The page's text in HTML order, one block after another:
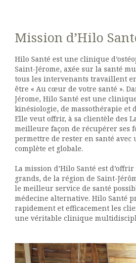
Mission d’Hilo
Hilo Santé est une clinique
Saint-Jérome, axée sur la santé
tous les intervenants travaillent
être « Au cœur de votre santé ».
Jérome, Hilo Santé est une
kinésiologie, de massothérapie et
Elle veut offrir, à sa clientèle des
meilleure façon de récupérer ses
permettre de rester en santé avec
complète et globale.
La mission d’Hilo Santé est
grands, de la région de Saint-
le meilleur service de santé
médecine alternative. Hilo Santé
rapidement et efficacement les
une véritable clinique